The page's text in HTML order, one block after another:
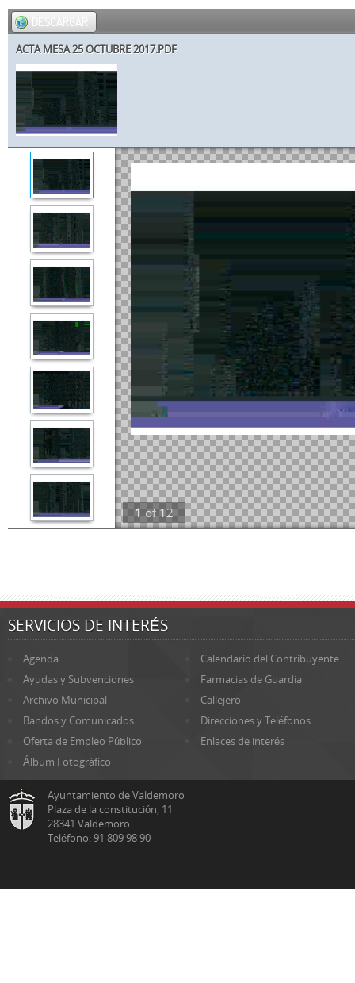
DESCARGAR
ACTA MESA 25 OCTUBRE 2017.PDF
1 of 12
SERVICIOS DE INTERÉS
Agenda
Calendario del Contribuyente
Ayudas y Subvenciones
Farmacias de Guardia
Archivo Municipal
Callejero
Bandos y Comunicados
Direcciones y Teléfonos
Oferta de Empleo Público
Enlaces de interés
Álbum Fotográfico
Ayuntamiento de Valdemoro
Plaza de la constitución, 11
28341 Valdemoro
Teléfono: 91 809 98 90